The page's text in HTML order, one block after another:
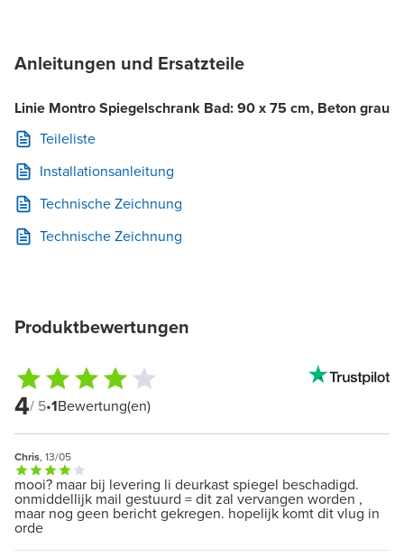
Anleitungen und Ersatzteile
Linie Montro Spiegelschrank Bad: 90 x 75 cm, Beton grau
Teileliste
Installationsanleitung
Technische Zeichnung
Technische Zeichnung
Produktbewertungen
4/ 5•1Bewertung(en)
Chris, 13/05
mooi? maar bij levering li deurkast spiegel beschadigd.
onmiddellijk mail gestuurd = dit zal vervangen worden ,
maar nog geen bericht gekregen. hopelijk komt dit vlug in
orde